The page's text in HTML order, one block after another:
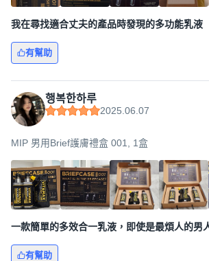
我在尋找適合丈夫的產品時發現的多功能乳液
有幫助
행복한하루
2025.06.07
MIP 男用Brief護膚禮盒 001, 1盒
一款簡單的多效合一乳液，即使是最煩人的男
有幫助